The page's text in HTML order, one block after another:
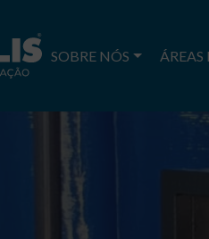
SOBRE NÓS